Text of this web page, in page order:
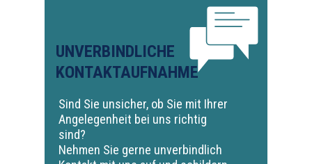
UNVERBINDLICHE
KONTAKTAUFNAHME
Sind Sie unsicher, ob Sie mit Ihrer
Angelegenheit bei uns richtig
sind?
Nehmen Sie gerne unverbindlich